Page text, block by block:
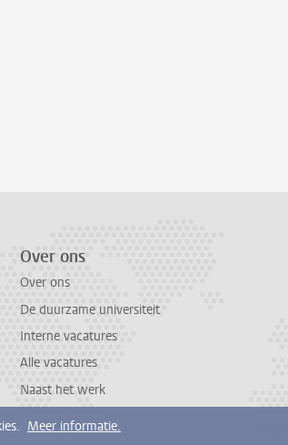
Over ons
Over ons
De duurzame universiteit
Interne vacatures
Alle vacatures
Naast het werk
Meer informatie.